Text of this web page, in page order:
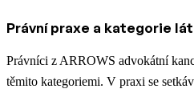
Právní praxe a kategorie
Právníci z ARROWS advokátní
těmito kategoriemi. V praxi se